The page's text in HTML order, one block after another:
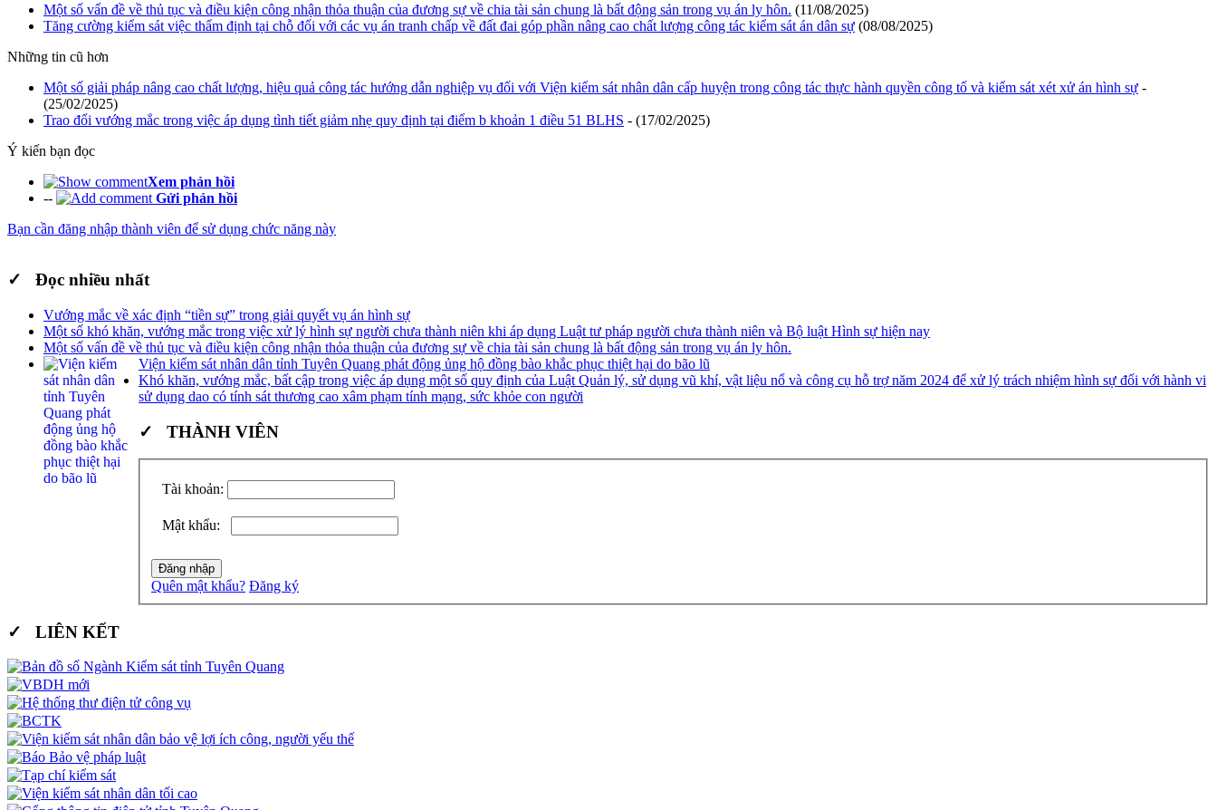
Một số vấn đề về thủ tục và điều kiện công nhận thỏa thuận của đương sự về chia tài sản chung là bất động sản trong vụ án ly hôn. (11/08/2025)
Tăng cường kiểm sát việc thẩm định tại chỗ đối với các vụ án tranh chấp về đất đai góp phần nâng cao chất lượng công tác kiểm sát án dân sự (08/08/2025)
Những tin cũ hơn
Một số giải pháp nâng cao chất lượng, hiệu quả công tác hướng dẫn nghiệp vụ đối với Viện kiểm sát nhân dân cấp huyện trong công tác thực hành quyền công tố và kiểm sát xét xử án hình sự -
(25/02/2025)
Trao đổi vướng mắc trong việc áp dụng tình tiết giảm nhẹ quy định tại điểm b khoản 1 điều 51 BLHS - (17/02/2025)
Ý kiến bạn đọc
Xem phản hồi
--
Gửi phản hồi
Bạn cần đăng nhập thành viên để sử dụng chức năng này
✓ Đọc nhiều nhất
Vướng mắc về xác định “tiền sự” trong giải quyết vụ án hình sự
Một số khó khăn, vướng mắc trong việc xử lý hình sự người chưa thành niên khi áp dụng Luật tư pháp người chưa thành niên và Bộ luật Hình sự hiện nay
Một số vấn đề về thủ tục và điều kiện công nhận thỏa thuận của đương sự về chia tài sản chung là bất động sản trong vụ án ly hôn.
Viện kiểm sát nhân dân tỉnh Tuyên Quang phát động ủng hộ đồng bào khắc phục thiệt hại do bão lũ
Khó khăn, vướng mắc, bất cập trong việc áp dụng một số quy định của Luật Quản lý, sử dụng vũ khí, vật liệu nổ và công cụ hỗ trợ năm 2024 để xử lý trách nhiệm hình sự đối với hành vi
sử dụng dao có tính sát thương cao xâm phạm tính mạng, sức khỏe con người
✓ THÀNH VIÊN
Tài khoản:
Mật khẩu:
Quên mật khẩu? Đăng ký
✓ LIÊN KẾT